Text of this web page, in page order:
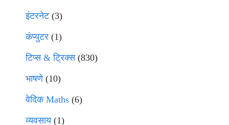
इंटरनेट(3)
कंप्युटर (1)
टिप्स & ट्रिक्स(830)
भाषणे(10)
वेदिक Maths (6)
व्यवसाय(1)